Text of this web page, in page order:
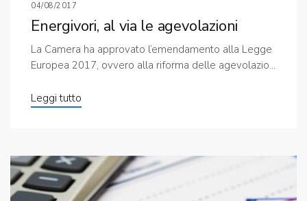
04/08/2017
Energivori, al via le agevolazioni
La Camera ha approvato l’emendamento alla Legge
Europea 2017, ovvero alla riforma delle agevolazio...
Leggi tutto